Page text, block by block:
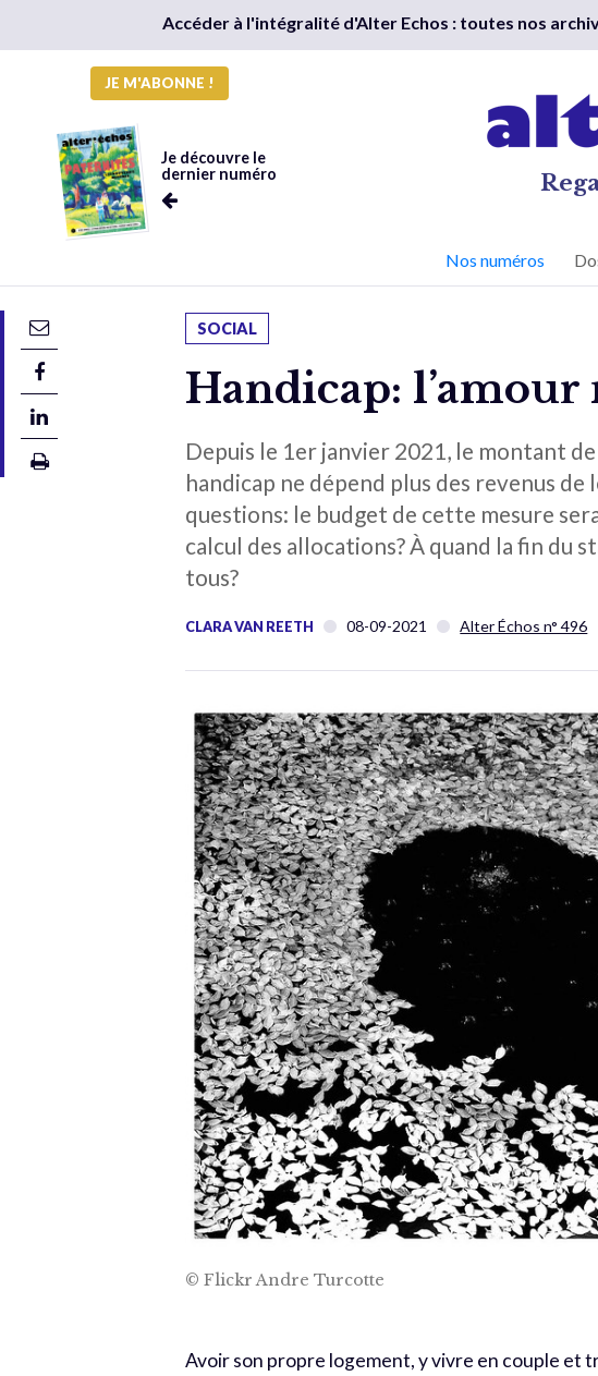
Accéder à l'intégralité d'Alter Echos : toutes nos
JE M'ABONNE !
Je découvre le
dernier numéro
Nos numéros
SOCIAL
Handicap: l’amour
Depuis le 1er janvier 2021, le montant
handicap ne dépend plus des revenus
questions: le budget de cette mesure
calcul des allocations? À quand la fin du
tous?
CLARA VAN REETH 08-09-2021 Alter Échos n° 496
© Flickr Andre Turcotte
Avoir son propre logement, y vivre en couple et